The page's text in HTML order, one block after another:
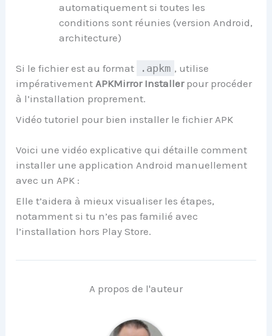
automatiquement si toutes les
conditions sont réunies (version Android,
architecture)
Si le fichier est au format .apkm , utilise
impérativementAPKMirror Installerpour procéder
à l’installation proprement.
Vidéo tutoriel pour bien installer le fichier APK
Voici une vidéo explicative qui détaille comment
installer une application Android manuellement
avec un APK :
Elle t’aidera à mieux visualiser les étapes,
notamment si tu n’es pas familié avec
l’installation hors Play Store.
A propos de l'auteur